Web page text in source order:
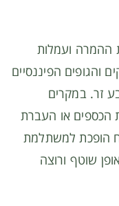
ההמרה ועמלות
והגופים הפיננסיים
זר. במקרים
הכספים או העברת
הופכת למשתלמת
שוטף ורוצה